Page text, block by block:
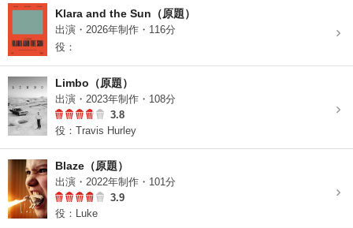
Klara and the Sun（原題）
出演・2026年制作・116分
役：
Limbo（原題）
出演・2023年制作・108分
3.8
役：Travis Hurley
Blaze（原題）
出演・2022年制作・101分
3.9
役：Luke